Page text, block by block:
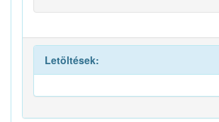
Letöltések: